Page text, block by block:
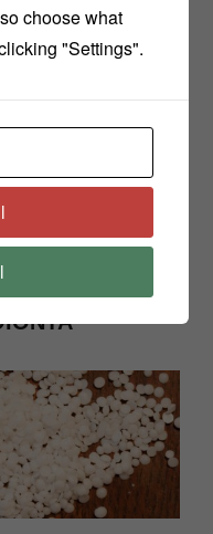
αντισηπτικό,
αντισπασμωδικό,
choose what
"Settings".